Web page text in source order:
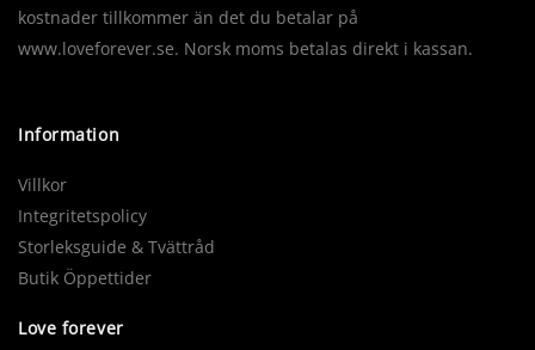
kostnader tillkommer än det du betalar på
www.loveforever.se. Norsk moms betalas direkt i kassan.
Information
Villkor
Integritetspolicy
Storleksguide & Tvättråd
Butik Öppettider
Love forever